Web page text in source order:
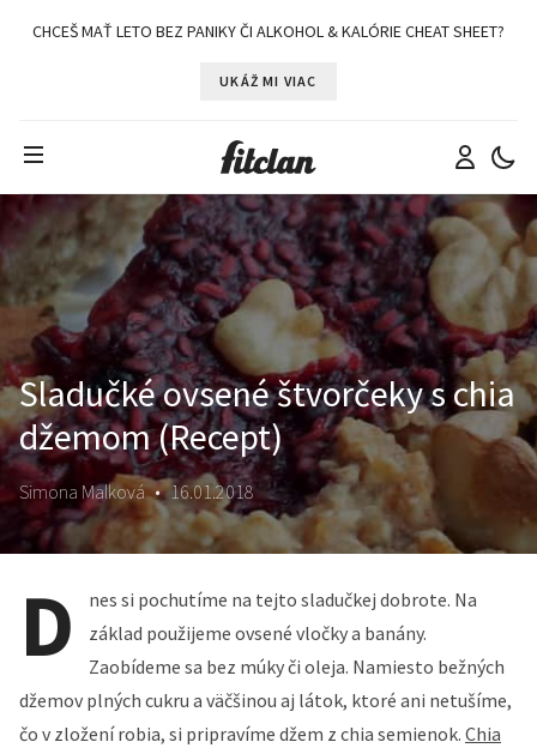
CHCEŠ MAŤ LETO BEZ PANIKY ČI ALKOHOL & KALÓRIE CHEAT SHEET?
UKÁŽ MI VIAC
Sladučké ovsené štvorčeky s chia
džemom (Recept)
Simona Malková • 16.01.2018
D
nes si pochutíme na tejto sladučkej dobrote. Na
základ použijeme ovsené vločky a banány.
Zaobídeme sa bez múky či oleja. Namiesto bežných
džemov plných cukru a väčšinou aj látok, ktoré ani netušíme,
čo v zložení robia, si pripravíme džem z chia semienok. Chia